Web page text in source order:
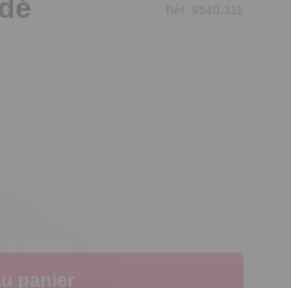
Réf. 9540.311
panier